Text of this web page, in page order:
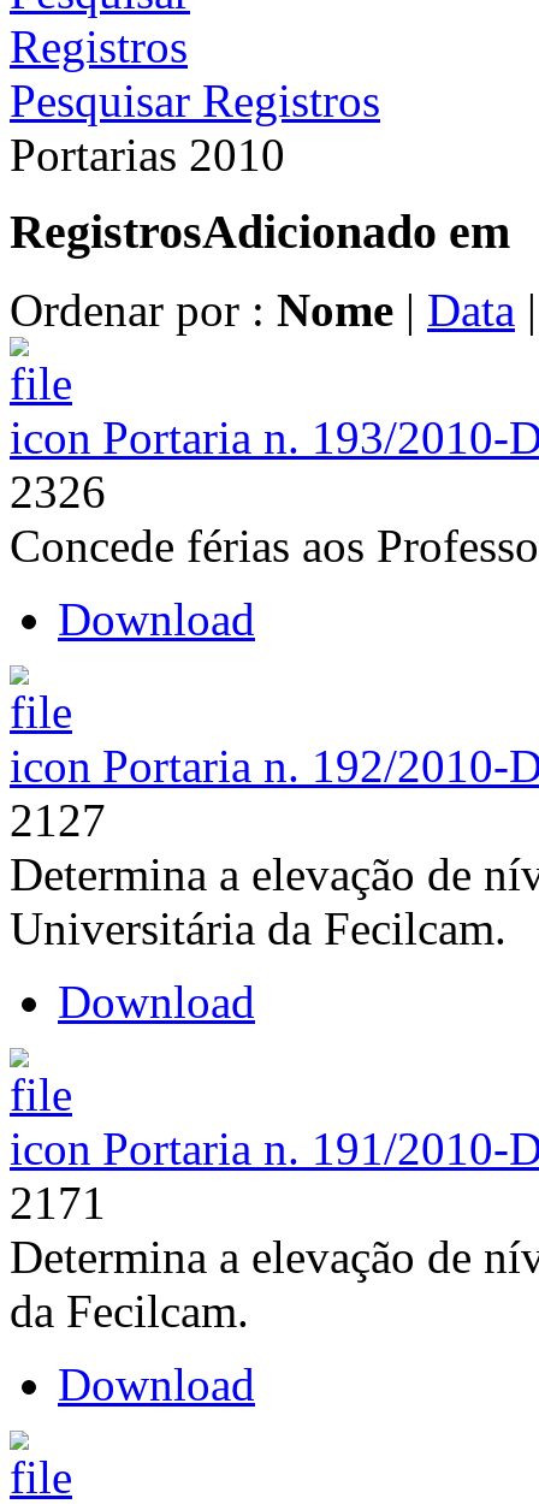
Pesquisar Registros
Portarias 2010
RegistrosAdicionado em
Ordenar por : Nome | Data
Portaria n. 193/2010-
2326
Concede férias aos
Download
Portaria n. 192/2010-
2127
Determina a elevação de
Universitária da Fecilcam.
Download
Portaria n. 191/2010-
2171
Determina a elevação de
da Fecilcam.
Download